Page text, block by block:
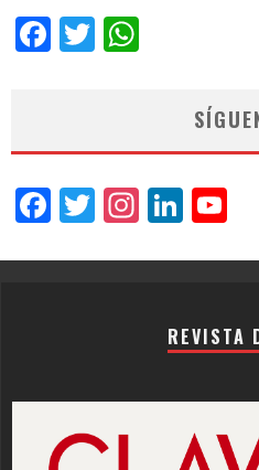
Facebook
Twitter
Facebook
Twitter
REVISTA